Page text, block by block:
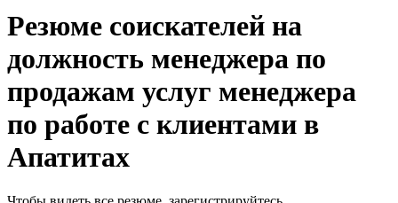
Резюме соискателей на
должность менеджера по
продажам услуг менеджера
по работе с клиентами в
Апатитах